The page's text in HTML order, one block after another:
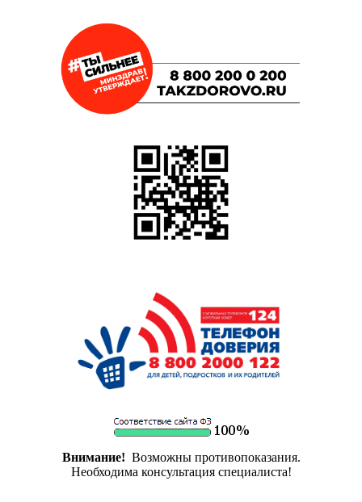
Внимание! Возможны противопоказания.
Необходима консультация специалиста!